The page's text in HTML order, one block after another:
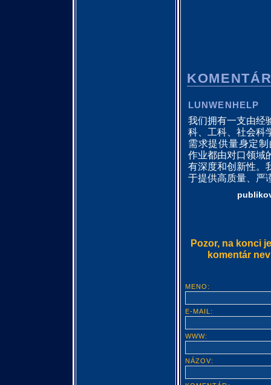
LUNWENHELP
我们拥有一支由经
科、工科、社会科
需求提供量身定
作业都由对口领域
有深度和创新性。
于提供高质量、严
Pozor, na konci
komentár
MENO:
E-MAIL:
WWW:
NÁZOV: